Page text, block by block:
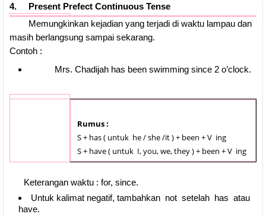
4. Present Prefect Continuous Tense
Memungkinkan kejadian yang terjadi di waktu lampau dan
masih berlangsung sampai sekarang.
Contoh :
Mrs. Chadijah has been swimming since 2 o’clock.
Rumus :
S + has ( untuk he / she /it ) + been + V ing
S + have ( untuk I, you, we, they ) + been + V ing
Keterangan waktu : for, since.
Untuk kalimat negatif, tambahkan not setelah has atau
have.